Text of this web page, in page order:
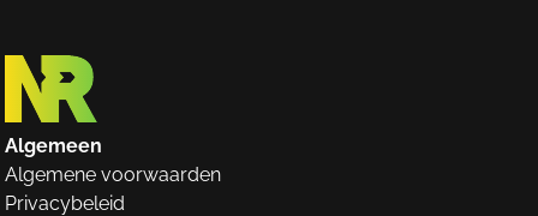
Algemeen
Algemene voorwaarden
Privacybeleid